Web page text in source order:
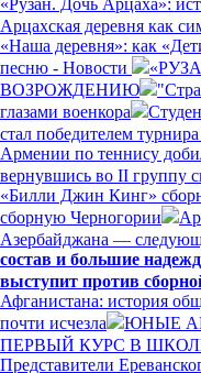
Арцахская деревня как
«Наша деревня»: как
песню - Новости
ВОЗРОЖДЕНИЮ
глазами военкора
стал победителем
Армении по теннису
вернувшись во II группу
«Билли Джин Кинг»
сборную Черногории
Азербайджана —
состав и большие
выступит против
Афганистана: история
почти исчезла
ЮНЫЕ
ПЕРВЫЙ КУРС В
Представители